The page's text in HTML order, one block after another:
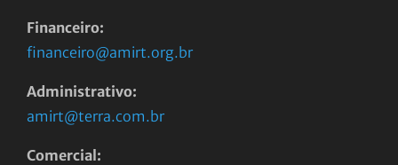
Financeiro:
financeiro@amirt.org.br
Administrativo:
amirt@terra.com.br
Comercial: